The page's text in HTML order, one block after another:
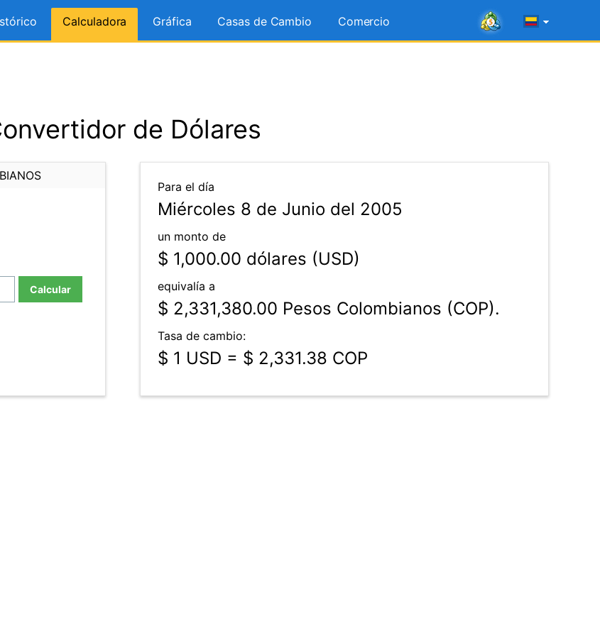
Calculadora Gráfica Casas de Cambio Comercio
de Dólares
Calcular
Para el día
Miércoles 8 de Junio del 2005
un monto de
$ 1,000.00 dólares (USD)
equivalía a
$ 2,331,380.00 Pesos Colombianos (COP).
Tasa de cambio:
$ 1 USD = $ 2,331.38 COP